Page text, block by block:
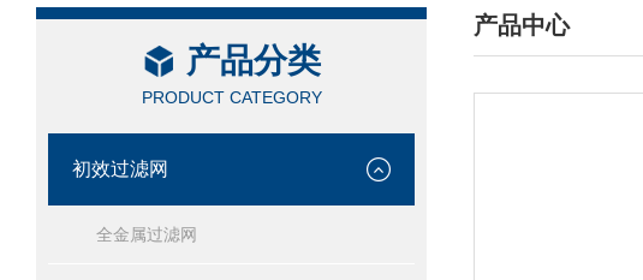
产品分类
PRODUCT CATEGORY
初效过滤网
全金属过滤网
产品中心
/ PRODUCTS